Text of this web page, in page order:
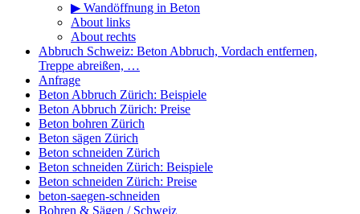
▶ Wandöffnung in Beton
About links
About rechts
Abbruch Schweiz: Beton Abbruch, Vordach entfernen,
Treppe abreißen, …
Anfrage
Beton Abbruch Zürich: Beispiele
Beton Abbruch Zürich: Preise
Beton bohren Zürich
Beton sägen Zürich
Beton schneiden Zürich
Beton schneiden Zürich: Beispiele
Beton schneiden Zürich: Preise
beton-saegen-schneiden
Bohren & Sägen / Schweiz